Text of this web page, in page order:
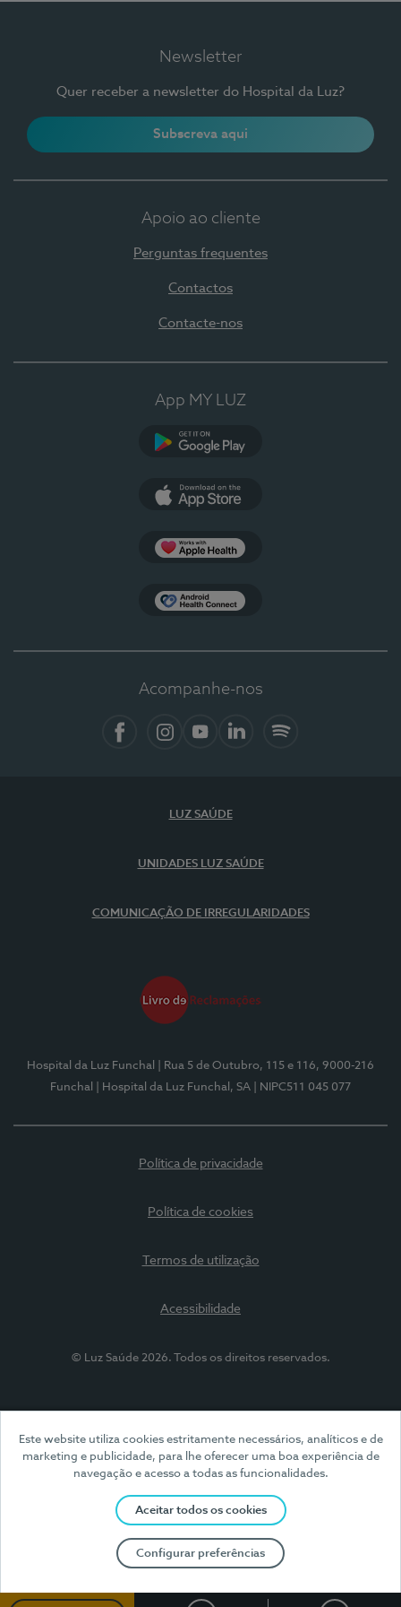
Este website utiliza cookies estritamente necessários, analíticos e de
marketing e publicidade, para lhe oferecer uma boa experiência de
navegação e acesso a todas as funcionalidades.
Aceitar todos os cookies
Configurar preferências
Newsletter
Quer receber a newsletter do Hospital da Luz?
Subscreva aqui
Apoio ao cliente
Perguntas frequentes
Contactos
Contacte-nos
App MY LUZ
Acompanhe-nos
LUZ SAÚDE
UNIDADES LUZ SAÚDE
COMUNICAÇÃO DE IRREGULARIDADES
Hospital da Luz Funchal
| Rua 5 de Outubro, 115 e 116, 9000-216
Funchal
| Hospital da Luz Funchal, SA | NIPC511 045 077
Política de privacidade
Política de cookies
Termos de utilização
Acessibilidade
© Luz Saúde 2026. Todos os direitos reservados.